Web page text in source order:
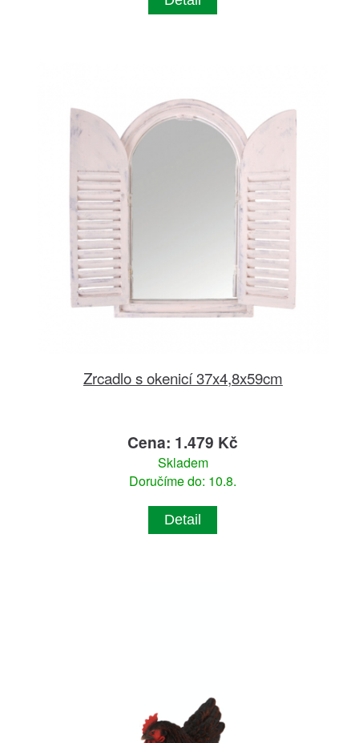
Zrcadlo s okenicí 37x4,8x59cm
Cena: 1.479 Kč
Skladem
Doručíme do: 10.8.
Detail